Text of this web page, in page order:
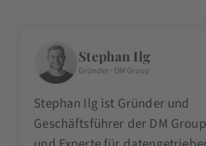
Stephan Ilg
Gründer · DM Group
Stephan Ilg ist Gründer und
Geschäftsführer der DM